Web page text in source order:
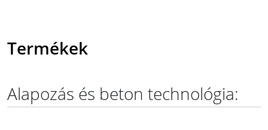
Termékek
Alapozás és beton technológia: